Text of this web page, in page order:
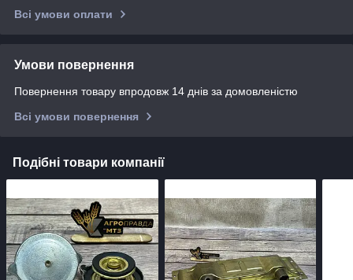
Всі умови оплати
Умови повернення
Повернення товару впродовж 14 днів за домовленістю
Всі умови повернення
Подібні товари компанії